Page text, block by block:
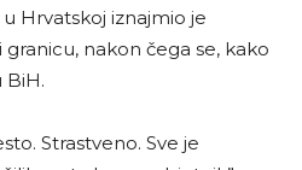
Hrvatskoj iznajmio je
nakon čega se, kako
BiH.
Strastveno. Sve je